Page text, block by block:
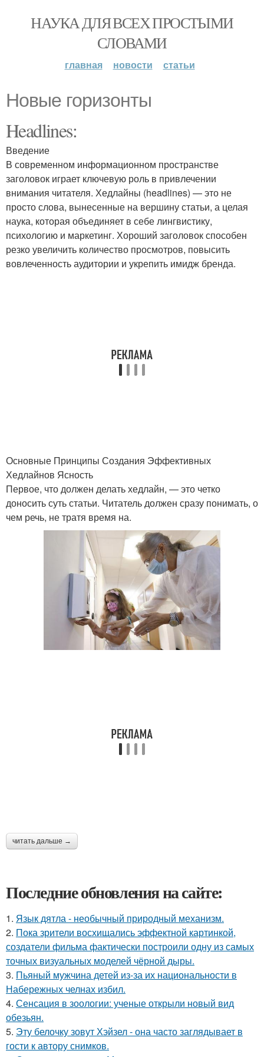
НАУКА ДЛЯ ВСЕХ ПРОСТЫМИ
СЛОВАМИ
главная новости статьи
Новые горизонты
Headlines:
Введение
В современном информационном пространстве
заголовок играет ключевую роль в привлечении
внимания читателя. Хедлайны (headlines) — это не
просто слова, вынесенные на вершину статьи, а целая
наука, которая объединяет в себе лингвистику,
психологию и маркетинг. Хороший заголовок способен
резко увеличить количество просмотров, повысить
вовлеченность аудитории и укрепить имидж бренда.
Основные Принципы Создания Эффективных
Хедлайнов Ясность
Первое, что должен делать хедлайн, — это четко
доносить суть статьи. Читатель должен сразу понимать, о
чем речь, не тратя время на.
читать дальше →
Последние обновления на сайте:
1. Язык дятла - необычный природный механизм.
2. Пока зрители восхищались эффектной картинкой,
создатели фильма фактически построили одну из самых
точных визуальных моделей чёрной дыры.
3. Пьяный мужчина детей из-за их национальности в
Набережных челнах избил.
4. Сенсация в зоологии: ученые открыли новый вид
обезьян.
5. Эту белочку зовут Хэйзел - она часто заглядывает в
гости к автору снимков.